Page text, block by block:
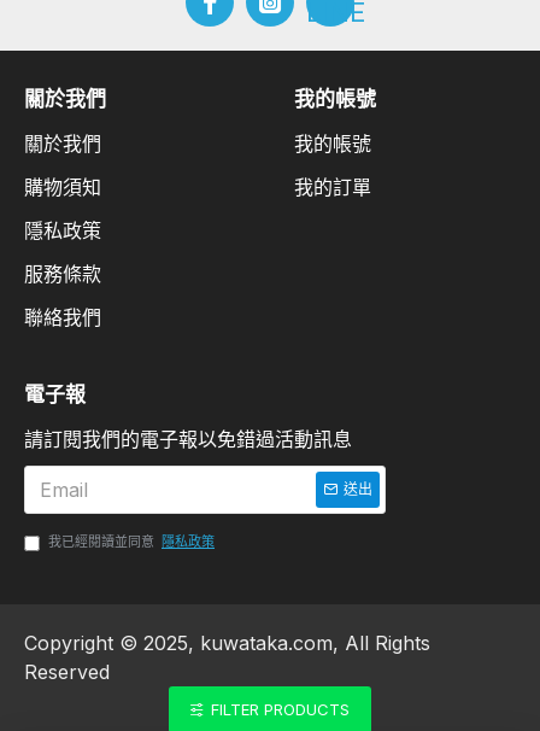
關於我們
關於我們
購物須知
隱私政策
服務條款
聯絡我們
我的帳號
我的帳號
我的訂單
電子報
請訂閱我們的電子報以免錯過活動訊息
送出
我已經閱讀並同意 隱私政策
Copyright © 2025, kuwataka.com, All Rights
Reserved
FILTER PRODUCTS